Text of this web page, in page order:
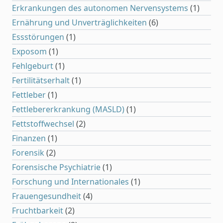
Erkrankungen des autonomen Nervensystems (1)
Ernährung und Unverträglichkeiten (6)
Essstörungen (1)
Exposom (1)
Fehlgeburt(1)
Fertilitätserhalt(1)
Fettleber(1)
Fettlebererkrankung (MASLD)(1)
Fettstoffwechsel (2)
Finanzen (1)
Forensik (2)
Forensische Psychiatrie(1)
Forschung und Internationales (1)
Frauengesundheit(4)
Fruchtbarkeit(2)